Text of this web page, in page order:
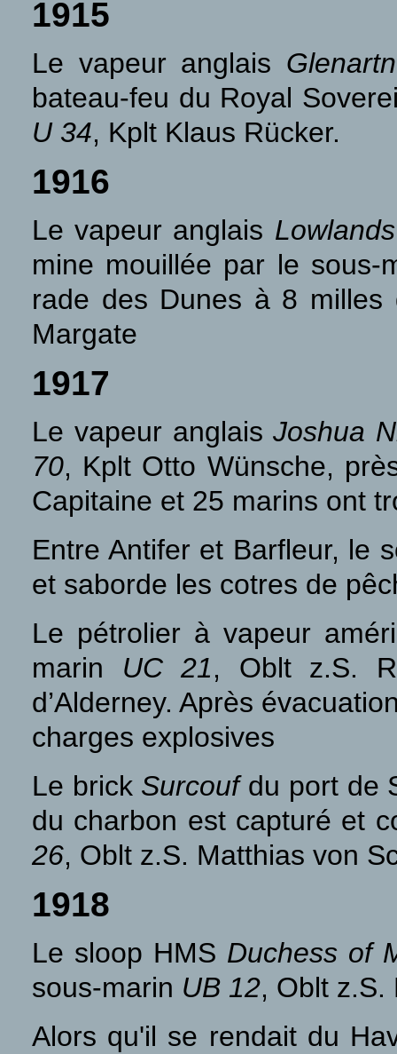
1915
Le vapeur anglais
bateau-feu du Royal
U 34, Kplt Klaus Rücker.
1916
Le vapeur anglais Lowlands
mine mouillée par le sous-
rade des Dunes à 8 milles
Margate
1917
Le vapeur anglaisJoshua
70, Kplt Otto Wünsche,
Capitaine et 25 marins ont
Entre Antifer et Barfleur, le
et saborde les cotres de
Le pétrolier à vapeur
marin UC 21, Oblt z.S.
d’Alderney. Après
charges explosives
Le brick Surcouf du port de
du charbon est capturé et
26, Oblt z.S. Matthias von
1918
Le sloop HMS Duchess of
sous-marin UB 12, Oblt z.S.
Alors qu'il se rendait du